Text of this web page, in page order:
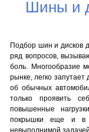
Шины и
Подбор шин и дисков
ряд вопросов,
боль. Многообразие
рынке, легко
об обычных
только проявить
повышенные
покрышки еще и в
невыполнимой